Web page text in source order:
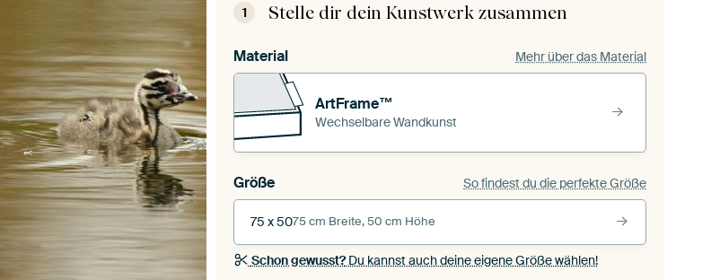
1 Stelle dir dein Kunstwerk zusammen
Material Mehr über das Material
ArtFrame™
Wechselbare Wandkunst
Größe So findest du die perfekte Größe
75 x 5075 cm Breite, 50 cm Höhe
Schon gewusst?Du kannst auch deine eigene Größe wählen!